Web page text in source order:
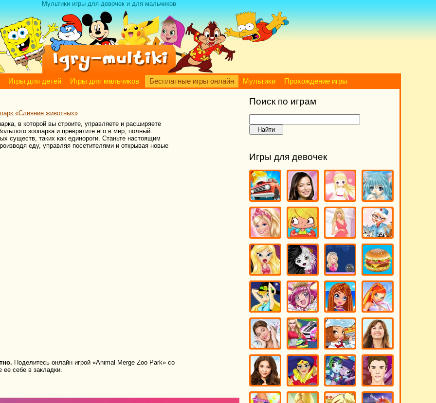
Мультики игры для девочек и для мальчиков
Игры для детей Игры для мальчиков Бесплатные игры онлайн Мультики Прохождение игры
«Слияние животных»
в которой вы строите, управляете и расширяете
зоопарка и превратите его в мир, полный
существ, таких как единороги. Станьте настоящим
еду, управляя посетителями и открывая новые
Поделитесь онлайн игрой «Animal Merge Zoo Park» со
ее себе в закладки.
Поиск по играм
Игры для девочек